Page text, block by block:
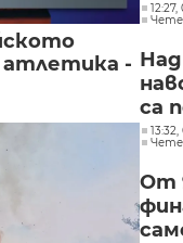
атлетика -
Чете
са
Чете
От